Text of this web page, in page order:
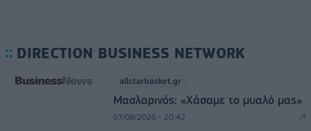
DIRECTION BUSINESS NETWORK
allstarbasket.gr
Μασλαρινός: «Χάσαμε το μυαλό μας»
07/08/2026 - 20:42